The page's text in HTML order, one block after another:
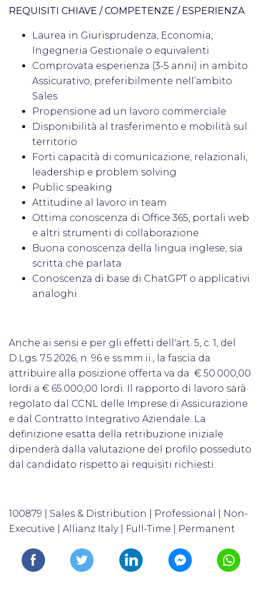
REQUISITI CHIAVE / COMPETENZE / ESPERIENZA
Laurea in Giurisprudenza, Economia,
Ingegneria Gestionale o equivalenti
Comprovata esperienza (3-5 anni) in ambito
Assicurativo, preferibilmente nell’ambito
Sales
Propensione ad un lavoro commerciale
Disponibilità al trasferimento e mobilità sul
territorio
Forti capacità di comunicazione, relazionali,
leadership e problem solving
Public speaking
Attitudine al lavoro in team
Ottima conoscenza di Office 365, portali web
e altri strumenti di collaborazione
Buona conoscenza della lingua inglese, sia
scritta che parlata
Conoscenza di base di ChatGPT o applicativi
analoghi
Anche ai sensi e per gli effetti dell'art. 5, c. 1, del
D.Lgs. 7.5.2026, n. 96 e ss.mm.ii., la fascia da
attribuire alla posizione offerta va da € 50.000,00
lordi a € 65.000,00 lordi. Il rapporto di lavoro sarà
regolato dal CCNL delle Imprese di Assicurazione
e dal Contratto Integrativo Aziendale. La
definizione esatta della retribuzione iniziale
dipenderà dalla valutazione del profilo posseduto
dal candidato rispetto ai requisiti richiesti.
100879 | Sales & Distribution | Professional | Non-
Executive | Allianz Italy | Full-Time | Permanent